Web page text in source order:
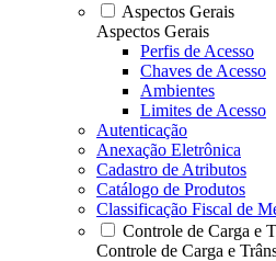
Aspectos Gerais
Aspectos Gerais
Perfis de Acesso
Chaves de Acesso
Ambientes
Limites de Acesso
Autenticação
Anexação Eletrônica
Cadastro de Atributos
Catálogo de Produtos
Classificação Fiscal de
Controle de Carga e
Controle de Carga e